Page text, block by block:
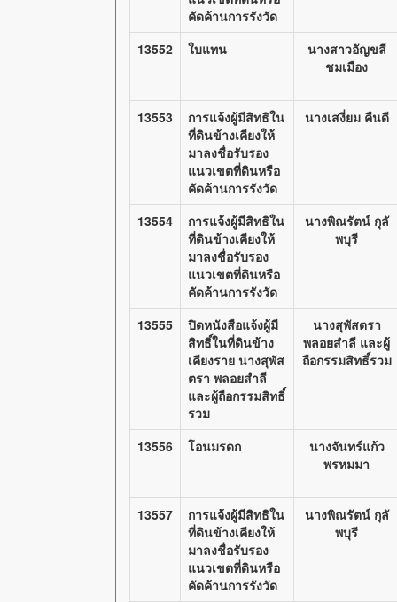
คัดค้านการรังวัด
13552
ใบแทน
นางสาวอัญขลี
ชมเมือง
13553
การแจ้งผู้มีสิทธิใน
ที่ดินข้างเคียงให้
มาลงชื่อรับรอง
แนวเขตที่ดินหรือ
คัดค้านการรังวัด
นางเสงี่ยม คืนดี
13554
การแจ้งผู้มีสิทธิใน
ที่ดินข้างเคียงให้
มาลงชื่อรับรอง
แนวเขตที่ดินหรือ
คัดค้านการรังวัด
นางพิณรัตน์ กุลั
พบุรี
13555
ปิดหนังสือแจ้งผู้มี
สิทธิ์ในที่ดินข้าง
เคียงราย นางสุพัส
ตรา พลอยสำลี
และผู้ถือกรรมสิทธิ์
รวม
นางสุพัสตรา
พลอยสำลี และผู้
ถือกรรมสิทธิ์รวม
13556 โอนมรดก
นางจันทร์แก้ว
พรหมมา
13557
การแจ้งผู้มีสิทธิใน
ที่ดินข้างเคียงให้
มาลงชื่อรับรอง
แนวเขตที่ดินหรือ
คัดค้านการรังวัด
นางพิณรัตน์ กุลั
พบุรี